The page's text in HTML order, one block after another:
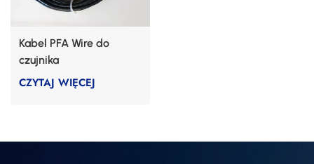
Kabel PFA Wire do
czujnika
CZYTAJ WIĘCEJ